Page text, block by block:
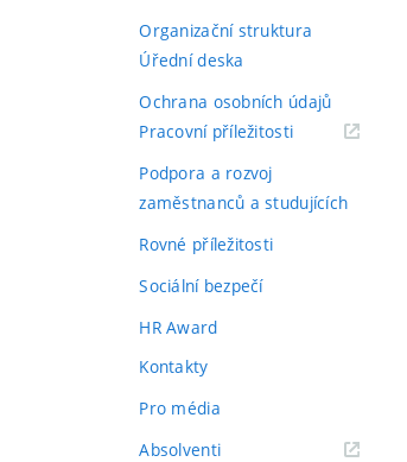
Organizační struktura
Úřední deska
Ochrana osobních údajů
Pracovní příležitosti(externí
Podpora a rozvoj
zaměstnanců a studujících
Rovné příležitosti
Sociální bezpečí
HR Award
Kontakty
Pro média
Absolventi(externí